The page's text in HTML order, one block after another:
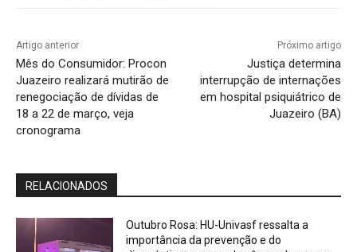
Artigo anterior
Mês do Consumidor: Procon
Juazeiro realizará mutirão de
renegociação de dívidas de
18 a 22 de março, veja
cronograma
Próximo artigo
Justiça determina
interrupção de internações
em hospital psiquiátrico de
Juazeiro (BA)
RELACIONADOS
Outubro Rosa: HU-Univasf ressalta a
importância da prevenção e do